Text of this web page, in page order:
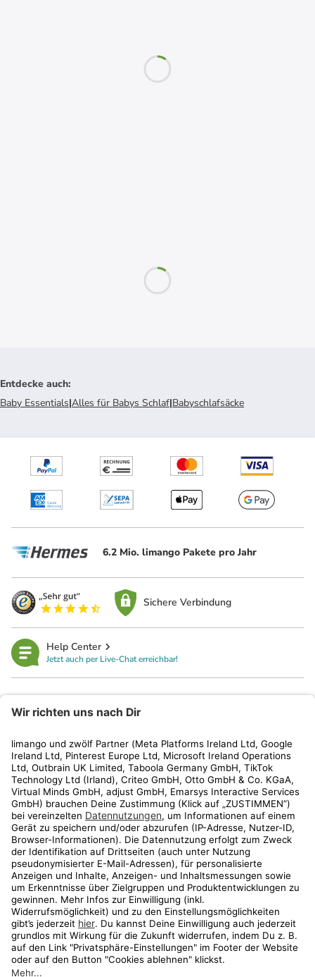
Entdecke auch:
Baby Essentials|Alles für Babys Schlaf|Babyschlafsäcke
6.2 Mio. limango Pakete pro Jahr
Sichere Verbindung
Help Center
Jetzt auch per Live-Chat erreichbar!
Kundenservice
Shop
Aktionen
Travel